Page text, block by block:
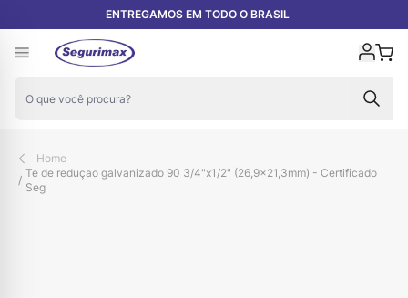
Pular para o conteúdoENTREGAMOS EM TODO O BRASIL
Home
/
Te de reduçao galvanizado 90 3/4"x1/2" (26,9x21,3mm) - Certificado
Seg